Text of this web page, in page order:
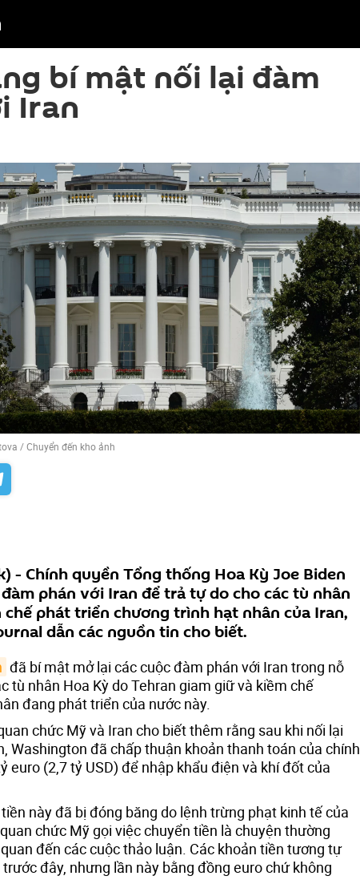
bí mật nối lại đàm
Iran
/Chuyển đến kho ảnh
- Chính quyền Tổng thống Hoa Kỳ Joe Biden
phán với Iran để trả tự do cho các tù nhân
chế phát triển chương trình hạt nhân của Iran,
dẫn các nguồn tin cho biết.
đã bí mật mở lại các cuộc đàm phán với Iran trong nỗ
tù nhân Hoa Kỳ do Tehran giam giữ và kiềm chế
đang phát triển của nước này.
chức Mỹ và Iran cho biết thêm rằng sau khi nối lại
Washington đã chấp thuận khoản thanh toán của chính
euro (2,7 tỷ USD) để nhập khẩu điện và khí đốt của
này đã bị đóng băng do lệnh trừng phạt kinh tế của
chức Mỹ gọi việc chuyển tiền là chuyện thường
đến các cuộc thảo luận. Các khoản tiền tương tự
đây, nhưng lần này bằng đồng euro chứ không